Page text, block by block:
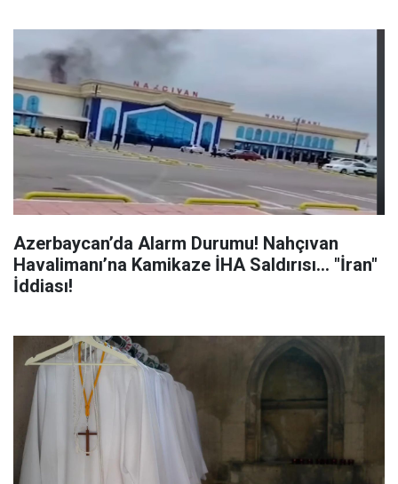
Azerbaycan’da Alarm Durumu! Nahçıvan
Havalimanı’na Kamikaze İHA Saldırısı... "İran"
İddiası!